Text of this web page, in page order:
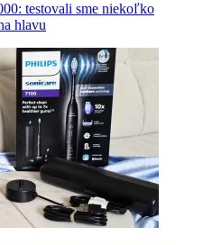
testovali sme niekoľko
hlavu